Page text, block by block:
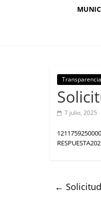
Transparencia
7 julio, 2025
←